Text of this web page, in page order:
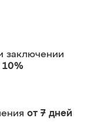
заключении
10%
от 7 дней